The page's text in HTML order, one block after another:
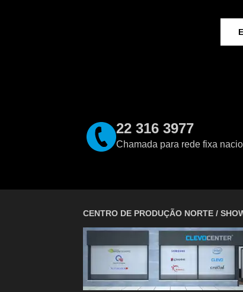
22 316 3977
Chamada para rede fixa
CENTRO DE PRODUÇÃO NORTE /